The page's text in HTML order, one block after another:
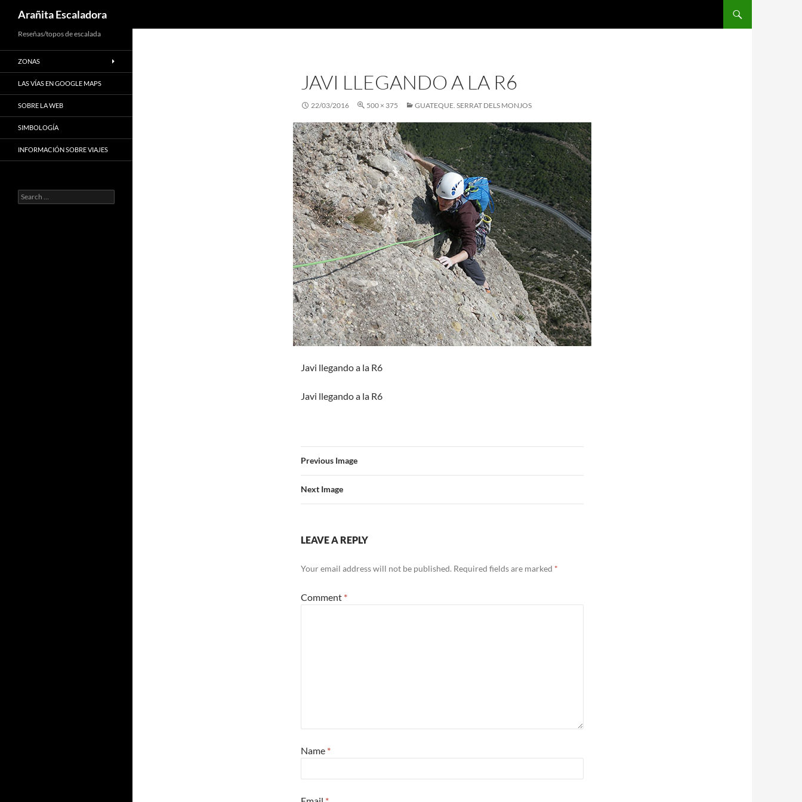
to
content
Arañita Escaladora
JAVI LLEGANDO A LA R6
22/03/2016 500 × 375 GUATEQUE. SERRAT DELS MONJOS
Javi llegando a la R6
Javi llegando a la R6
Previous Image
Next Image
LEAVE A REPLY
Your email address will not be published. Required fields are marked *
Comment *
Name *
Reseñas/topos de escalada
ZONAS
LAS VÍAS EN GOOGLE MAPS
SOBRE LA WEB
SIMBOLOGÍA
INFORMACIÓN SOBRE VIAJES
Search
for: